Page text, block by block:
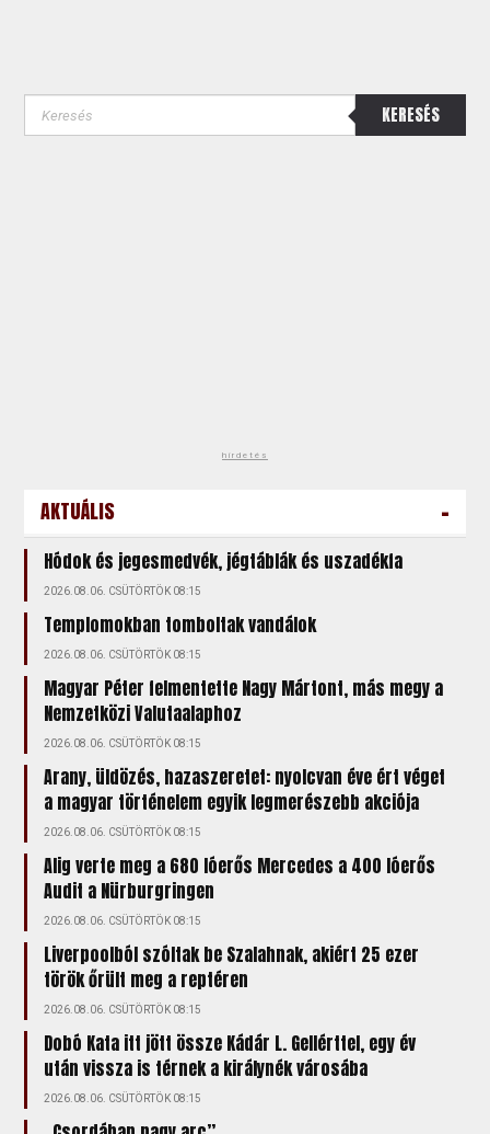
KERESÉS
hirdetés
AKTUÁLIS -
Hódok és jegesmedvék, jégtáblák és uszadékfa
2026.08.06. CSÜTÖRTÖK 08:15
Templomokban tomboltak vandálok
2026.08.06. CSÜTÖRTÖK 08:15
Magyar Péter felmentette Nagy Mártont, más megy a
Nemzetközi Valutaalaphoz
2026.08.06. CSÜTÖRTÖK 08:15
Arany, üldözés, hazaszeretet: nyolcvan éve ért véget
a magyar történelem egyik legmerészebb akciója
2026.08.06. CSÜTÖRTÖK 08:15
Alig verte meg a 680 lóerős Mercedes a 400 lóerős
Audit a Nürburgringen
2026.08.06. CSÜTÖRTÖK 08:15
Liverpoolból szóltak be Szalahnak, akiért 25 ezer
török őrült meg a reptéren
2026.08.06. CSÜTÖRTÖK 08:15
Dobó Kata itt jött össze Kádár L. Gellérttel, egy év
után vissza is térnek a királynék városába
2026.08.06. CSÜTÖRTÖK 08:15